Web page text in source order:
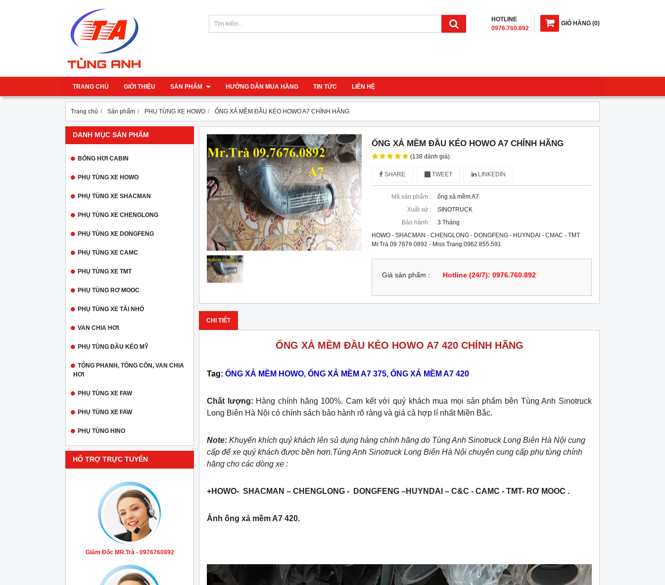
GIỎ HÀNG (0)
HOTLINE
0976.760.892
TRANG CHỦ GIỚI THIỆU SẢN PHẨM HƯỚNG DẪN MUA HÀNG TIN TỨC LIÊN HỆ
Trang chủ Sản phẩm PHỤ TÙNG XE HOWO ỐNG XẢ MỀM ĐẦU KÉO HOWO A7 CHÍNH HÃNG
DANH MỤC SẢN PHẨM
BÓNG HƠI CABIN
PHỤ TÙNG XE HOWO
PHỤ TÙNG XE SHACMAN
PHỤ TÙNG XE CHENGLONG
PHỤ TÙNG XE DONGFENG
PHỤ TÙNG XE CAMC
PHỤ TÙNG XE TMT
PHỤ TÙNG RƠ MOOC
PHỤ TÙNG XE TẢI NHỎ
VAN CHIA HƠI
PHỤ TÙNG ĐẦU KÉO MỸ
TỔNG PHANH, TỔNG CÔN, VAN CHIA
HƠI
PHỤ TÙNG XE FAW
PHỤ TÙNG XE FAW
PHỤ TÙNG HINO
HỔ TRỢ TRỰC TUYẾN
Giám Đốc MR.Trà - 0976760892
ỐNG XẢ MỀM ĐẦU KÉO HOWO A7 CHÍNH HÃNG
(138 đánh giá)
SHARE TWEET LINKEDIN
Mã sản phẩm :
ống xả mềm A7
Xuất xứ :
SINOTRUCK
Bảo hành :
3 Tháng
HOWO - SHACMAN - CHENGLONG - DONGFENG - HUYNDAI - CMAC - TMT
Mr.Trà 09 7676 0892 - Miss.Trang 0962.855.591
Giá sản phẩm : Hotline (24/7): 0976.760.892
CHI TIẾT
ỐNG XẢ MỀM ĐẦU KÉO HOWO A7 420 CHÍNH HÃNG
Tag: ỐNG XẢ MỀM HOWO, ỐNG XẢ MỀM A7 375, ỐNG XẢ MỀM A7 420
Chất lượng: Hàng chính hãng 100%. Cam kết với quý khách mua mọi sản phẩm bên Tùng Anh Sinotruck
Long Biên Hà Nội có chính sách bảo hành rõ ràng và giá cả hợp lí nhất Miền Bắc.
Note: Khuyến khích quý khách lên sủ dụng hàng chính hãng do Tùng Anh Sinotruck Long Biên Hà Nội cung
cấp để xe quý khách được bền hơn.Tùng Anh Sinotruck Long Biên Hà Nội chuyên cung cấp phụ tùng chính
hãng cho các dòng xe :
+HOWO- SHACMAN – CHENGLONG - DONGFENG –HUYNDAI – C&C - CAMC - TMT- RƠ MOOC .
Ảnh ống xả mềm A7 420.